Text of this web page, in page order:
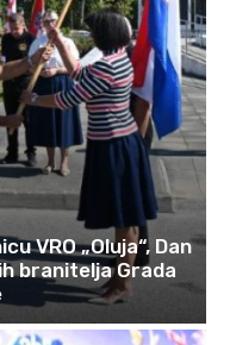
VRO „Oluja“, Dan
branitelja Grada